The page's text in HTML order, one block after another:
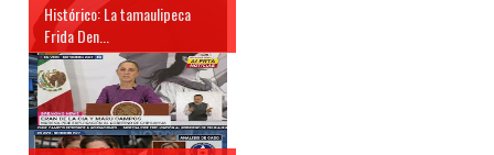
Histórico: La tamaulipeca
Frida Den...